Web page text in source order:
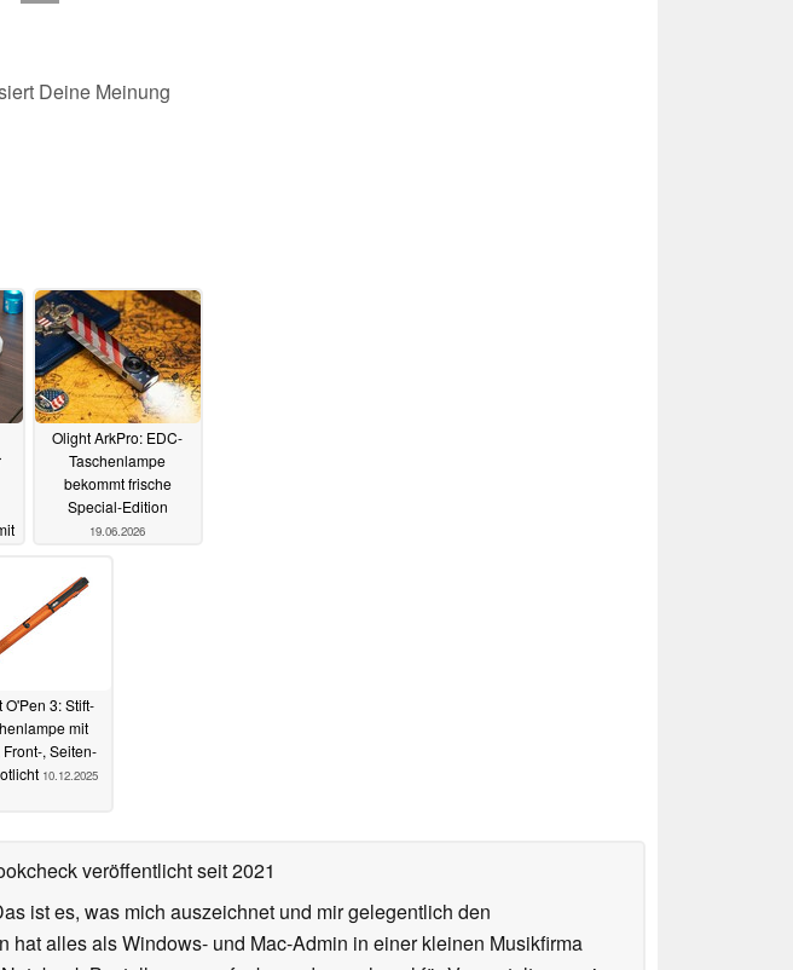
Deine Meinung
Olight ArkPro: EDC-
Taschenlampe
bekommt frische
Special-Edition
19.06.2026
O'Pen 3: Stift-
mit
Front-, Seiten-
10.12.2025
veröffentlichtseit 2021
ist es, was mich auszeichnet und mir gelegentlich den
alles als Windows- und Mac-Admin in einer kleinen Musikfirma